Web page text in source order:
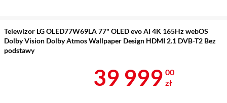
Telewizor LG OLED77W69LA 77" OLED evo AI 4K 165Hz webOS
Dolby Vision Dolby Atmos Wallpaper Design HDMI 2.1 DVB-T2 Bez
podstawy
Cena 39 999
39 999 00
zł